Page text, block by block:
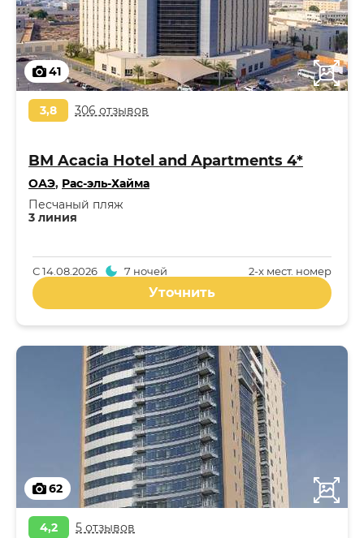
41
3,8 306 отзывов
BM Acacia Hotel and Apartments 4*
ОАЭ, Рас-эль-Хайма
3 линия
Песчаный пляж
2-x мест. номер
С14.08.2026 7 ночей
Уточнить
62
4,2 5 отзывов